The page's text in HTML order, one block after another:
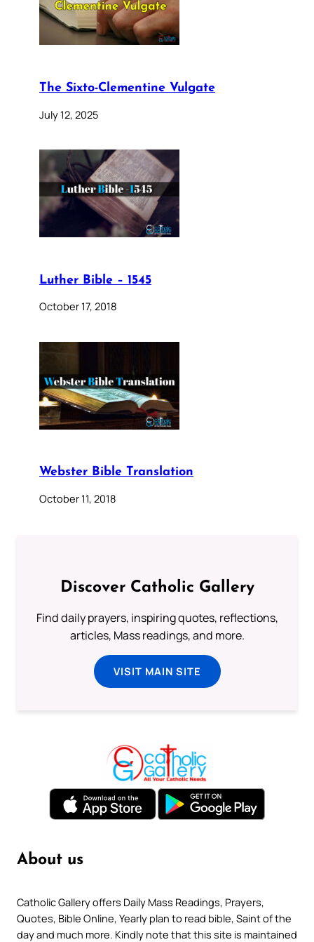
The Sixto-Clementine Vulgate
July 12, 2025
Luther Bible – 1545
October 17, 2018
Webster Bible Translation
October 11, 2018
Discover Catholic Gallery
Find daily prayers, inspiring quotes, reflections,
articles, Mass readings, and more.
VISIT MAIN SITE
About us
Catholic Gallery offers Daily Mass Readings, Prayers,
Quotes, Bible Online, Yearly plan to read bible, Saint of the
day and much more. Kindly note that this site is maintained